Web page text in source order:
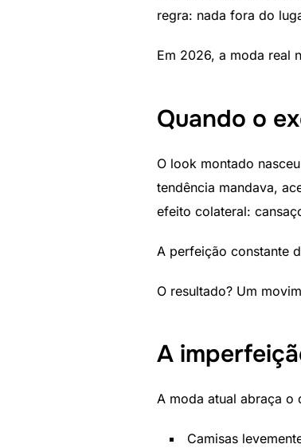
regra: nada fora do
Em 2026, a moda real
Quando o
O look montado
tendência mandava,
efeito colateral:
A perfeição constante
O resultado? Um
A
A moda atual abraça o
Camisas